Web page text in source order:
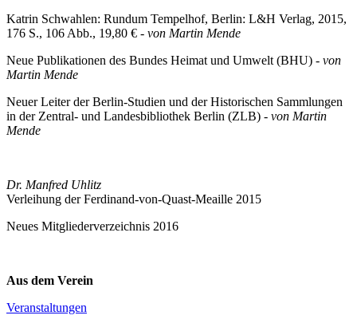
Katrin Schwahlen: Rundum Tempelhof, Berlin: L&H Verlag, 2015,
176 S., 106 Abb., 19,80 € - von Martin Mende
Neue Publikationen des Bundes Heimat und Umwelt (BHU) - von
Martin Mende
Neuer Leiter der Berlin-Studien und der Historischen Sammlungen
in der Zentral- und Landesbibliothek Berlin (ZLB) - von Martin
Mende
Dr. Manfred Uhlitz
Verleihung der Ferdinand-von-Quast-Meaille 2015
Neues Mitgliederverzeichnis 2016
Aus dem Verein
Veranstaltungen